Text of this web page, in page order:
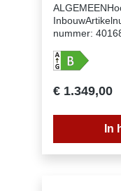
nummer:
efficiëntie
€ 1.349,00
In